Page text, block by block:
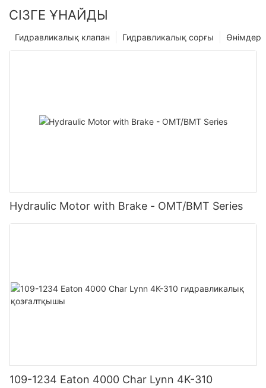
СІЗГЕ ҰНАЙДЫ
Өнімдер
Гидравликалық сорғы
Гидравликалық клапан
Hydraulic Motor with Brake - OMT/BMT Series
109-1234 Eaton 4000 Char Lynn 4K-310